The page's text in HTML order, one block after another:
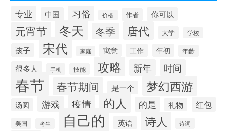
专业 中国 习俗 价格 作者 你可以
元宵节 冬天 冬季 唐代 大学 学校
孩子 宋代 家庭 寓意 工作 年初 年龄
很多人 手机 技能 攻略 新年 时间
春节 春节期间 是一个 梦幻西游
汤圆 游戏 疫情 的人 的是 礼物 红包
美国 考生 自己的 英语 诗人 诗词